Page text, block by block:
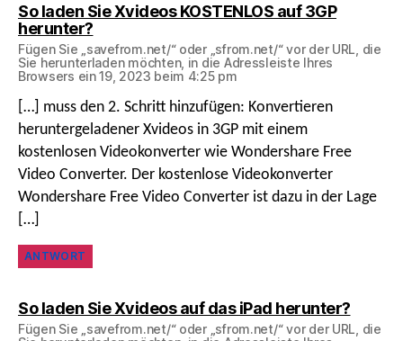
So laden Sie Xvideos KOSTENLOS auf 3GP
herunter?sagt:
Fügen Sie „savefrom.net/“ oder „sfrom.net/“ vor der URL, die
Sie herunterladen möchten, in die Adressleiste Ihres
Browsers ein 19, 2023 beim 4:25 pm
[…] muss den 2. Schritt hinzufügen: Konvertieren
heruntergeladener Xvideos in 3GP mit einem
kostenlosen Videokonverter wie Wondershare Free
Video Converter. Der kostenlose Videokonverter
Wondershare Free Video Converter ist dazu in der Lage
[…]
ANTWORT
So laden Sie Xvideos auf das iPad herunter?sagt:
Fügen Sie „savefrom.net/“ oder „sfrom.net/“ vor der URL, die